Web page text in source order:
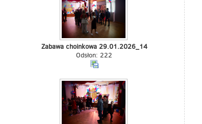
Zabawa choinkowa 29.01.2026_14
Odsłon: 222